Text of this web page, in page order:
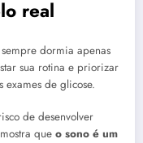
real
dormia apenas
sua rotina e priorizar
exames de glicose.
de desenvolver
que o sono é um